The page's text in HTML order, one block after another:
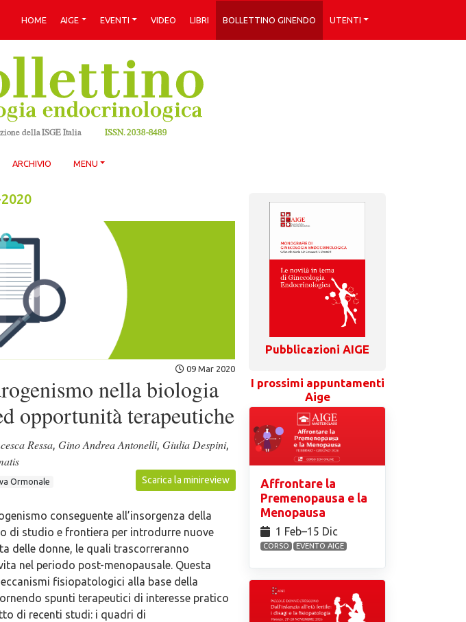
HOME AIGE EVENTI VIDEO LIBRI BOLLETTINO GINENDO UTENTI
ARCHIVIO MENU
09 Mar 2020
nella biologia
opportunità terapeutiche
Ressa, Gino Andrea Antonelli, Giulia Despini,
Ormonale Scarica la minireview
conseguente all’insorgenza della
di studio e frontiera per introdurre nuove
delle donne, le quali trascorreranno
nel periodo post-menopausale. Questa
fisiopatologici alla base della
spunti terapeutici di interesse pratico
di recenti studi: i quadri di
Pubblicazioni AIGE
I prossimi appuntamenti
Aige
Affrontare la
Premenopausa e la
Menopausa
1 Feb⁠–15 Dic
CORSO EVENTO AIGE